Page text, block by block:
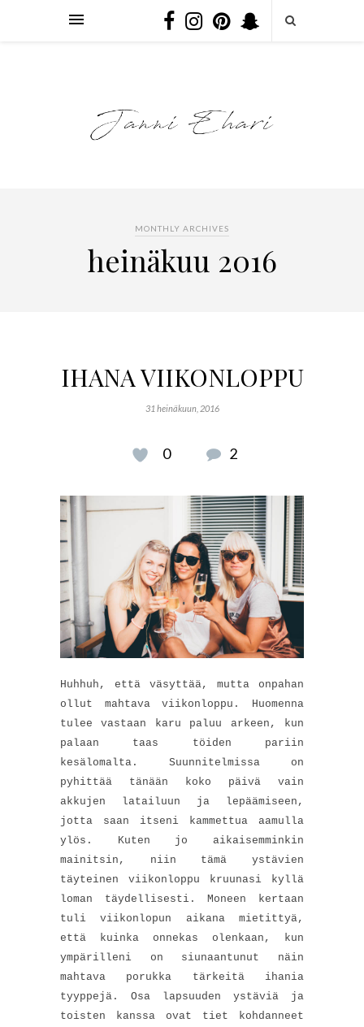
MONTHLY ARCHIVES
heinäkuu 2016
IHANA VIIKONLOPPU
31 heinäkuun, 2016
0 2
Huhhuh, että väsyttää, mutta onpahan
ollut mahtava viikonloppu. Huomenna
tulee vastaan karu paluu arkeen, kun
palaan taas töiden pariin
kesälomalta. Suunnitelmissa on
pyhittää tänään koko päivä vain
akkujen latailuun ja lepäämiseen,
jotta saan itseni kammettua aamulla
ylös. Kuten jo aikaisemminkin
mainitsin, niin tämä ystävien
täyteinen viikonloppu kruunasi kyllä
loman täydellisesti. Moneen kertaan
tuli viikonlopun aikana mietittyä,
että kuinka onnekas olenkaan, kun
ympärilleni on siunaantunut näin
mahtava porukka tärkeitä ihania
tyyppejä. Osa lapsuuden ystäviä ja
toisten kanssa ovat tiet kohdanneet